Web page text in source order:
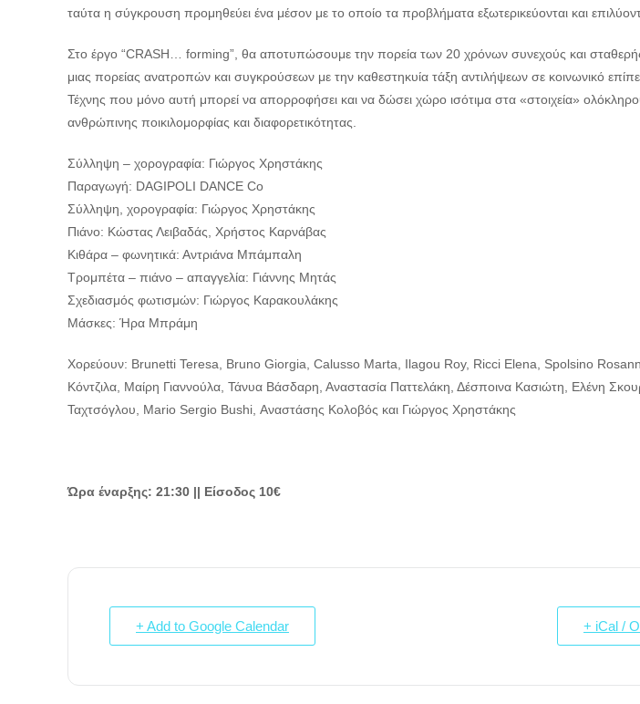
ταύτα η σύγκρουση προμηθεύει ένα μέσον με το οποίο τα προβλήματα εξωτερικεύονται και
Στο έργο “CRASH… forming”, θα αποτυπώσουμε την πορεία των 20 χρόνων συνεχούς και
μιας πορείας ανατροπών και συγκρούσεων με την καθεστηκυία τάξη αντιλήψεων σε κοινωνικό
Τέχνης που μόνο αυτή μπορεί να απορροφήσει και να δώσει χώρο ισότιμα στα «στοιχεία»
ανθρώπινης ποικιλομορφίας και διαφορετικότητας.
Σύλληψη – χορογραφία: Γιώργος Χρηστάκης
Παραγωγή: DAGIPOLI DANCE Co
Σύλληψη, χορογραφία: Γιώργος Χρηστάκης
Πιάνο: Κώστας Λειβαδάς, Χρήστος Καρνάβας
Κιθάρα – φωνητικά: Αντριάνα Μπάμπαλη
Τρομπέτα – πιάνο – απαγγελία: Γιάννης Μητάς
Σχεδιασμός φωτισμών: Γιώργος Καρακουλάκης
Μάσκες: Ήρα Μπράμη
Χορεύουν: Brunetti Teresa, Bruno Giorgia, Calusso Marta, Ilagou Roy, Ricci Elena, Spolsino
Κόντζιλα, Μαίρη Γιαννούλα, Τάνυα Βάσδαρη, Αναστασία Παττελάκη, Δέσποινα Κασιώτη, Ελένη
Ταχτσόγλου, Mario Sergio Bushi, Αναστάσης Κολοβός και Γιώργος Χρηστάκης
Ώρα έναρξης: 21:30 || Είσοδος 10€
+ Add to Google Calendar + iCal /